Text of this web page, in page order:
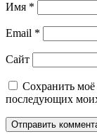
Имя *
Email *
Сайт
Сохранить моё
последующих